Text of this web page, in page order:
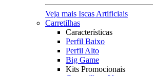
Veja mais Iscas Artificiais
Carretilhas
Características
Perfil Baixo
Perfil Alto
Big Game
Kits Promocionais